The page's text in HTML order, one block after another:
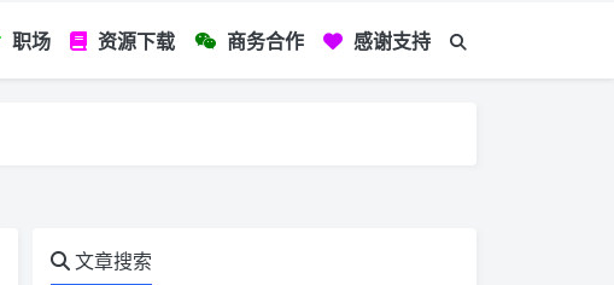
职场 资源下载 商务合作 感谢支持
文章搜索